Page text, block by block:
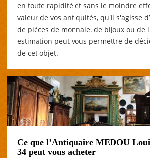
en toute rapidité et sans le moindre
valeur de vos antiquités, qu'il s'agisse
de pièces de monnaie, de bijoux ou de
estimation peut vous permettre de
de cet objet.
Ce que l’Antiquaire MEDOU
34 peut vous acheter